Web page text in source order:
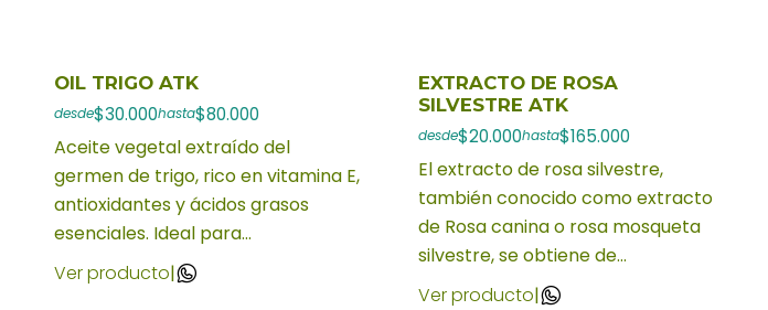
OIL TRIGO ATK
desde$30.000hasta$80.000
Aceite vegetal extraído del
germen de trigo, rico en vitamina E,
antioxidantes y ácidos grasos
esenciales. Ideal para...
Ver producto|
EXTRACTO DE ROSA
SILVESTRE ATK
desde$20.000hasta$165.000
El extracto de rosa silvestre,
también conocido como extracto
de Rosa canina o rosa mosqueta
silvestre, se obtiene de...
Ver producto|